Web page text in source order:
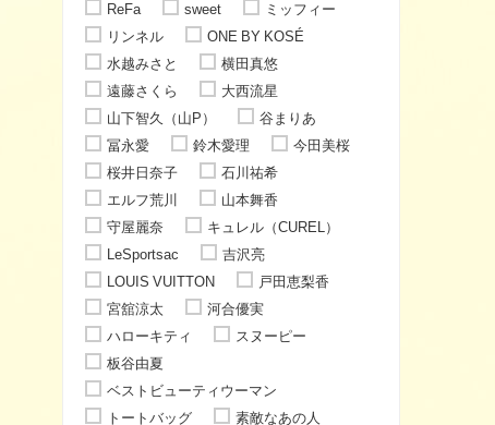
ReFa
sweet
ミッフィー
リンネル
ONE BY KOSÉ
水越みさと
横田真悠
遠藤さくら
大西流星
山下智久（山P）
谷まりあ
冨永愛
鈴木愛理
今田美桜
桜井日奈子
石川祐希
エルフ荒川
山本舞香
守屋麗奈
キュレル（CUREL）
LeSportsac
吉沢亮
LOUIS VUITTON
戸田恵梨香
宮舘涼太
河合優実
ハローキティ
スヌーピー
板谷由夏
ベストビューティウーマン
トートバッグ
素敵なあの人